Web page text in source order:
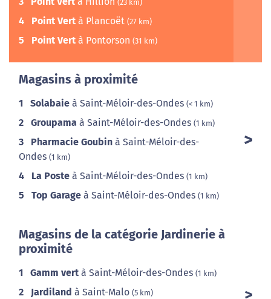
(23 km)
4 Point Vert à Plancoët (27 km)
5 Point Vert à Pontorson (31 km)
Magasins à proximité
1 Solabaie à Saint-Méloir-des-Ondes (< 1 km)
2 Groupama à Saint-Méloir-des-Ondes (1 km)
3 Pharmacie Goubin à Saint-Méloir-des-
Ondes (1 km)
4 La Poste à Saint-Méloir-des-Ondes (1 km)
5 Top Garage à Saint-Méloir-des-Ondes (1 km)
Magasins de la catégorie Jardinerie à
proximité
1 Gamm vert à Saint-Méloir-des-Ondes (1 km)
2 Jardiland à Saint-Malo (5 km)